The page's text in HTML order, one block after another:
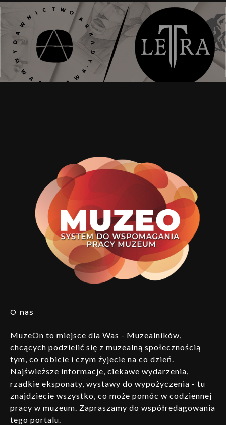
O nas
MuzeOn to miejsce dla Was - Muzealników,
chcących podzielić się z muzealną społecznością
tym, co robicie i czym żyjecie na co dzień.
Najświeższe informacje, ciekawe wydarzenia,
rzadkie eksponaty, wystawy do wypożyczenia - tu
znajdziecie wszystko, co może pomóc w codziennej
pracy w muzeum. Zapraszamy do współredagowania
tego portalu.